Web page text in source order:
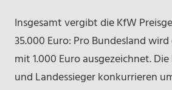
Insgesamt vergibt die KfW
35.000 Euro: Pro Bundesland
mit 1.000 Euro ausgezeichnet.
und Landessieger konkurrieren